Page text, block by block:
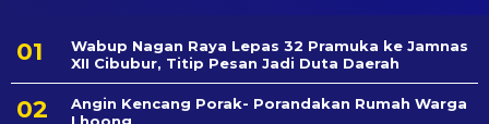
Wabup Nagan Raya Lepas 32 Pramuka ke Jamnas
XII Cibubur, Titip Pesan Jadi Duta Daerah
Angin Kencang Porak- Porandakan Rumah Warga